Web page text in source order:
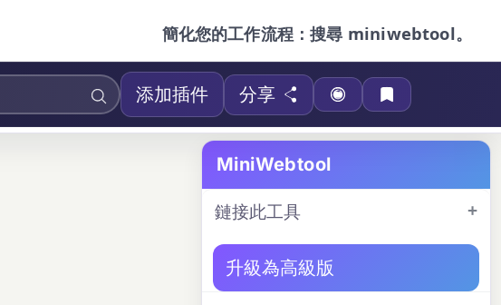
簡化您的工作流程：搜尋 miniwebtool。
添加插件 分享
MiniWebtool
鏈接此工具
升級為高級版